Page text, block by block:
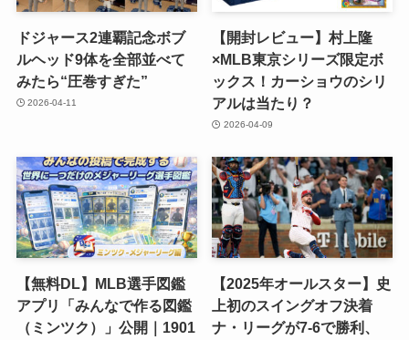
ドジャース2連覇記念ボブ
ルヘッド9体を全部並べて
みたら“圧巻すぎた”
2026-04-11
【開封レビュー】村上隆
×MLB東京シリーズ限定ボ
ックス！カーショウのシリ
アルは当たり？
2026-04-09
【無料DL】MLB選手図鑑
アプリ「みんなで作る図鑑
（ミンツク）」公開｜1901
【2025年オールスター】史
上初のスイングオフ決着
ナ・リーグが7-6で勝利、